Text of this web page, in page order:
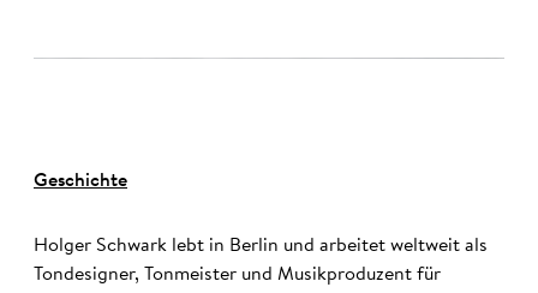
Geschichte
Holger Schwark lebt in Berlin und arbeitet weltweit als
Tondesigner, Tonmeister und Musikproduzent für